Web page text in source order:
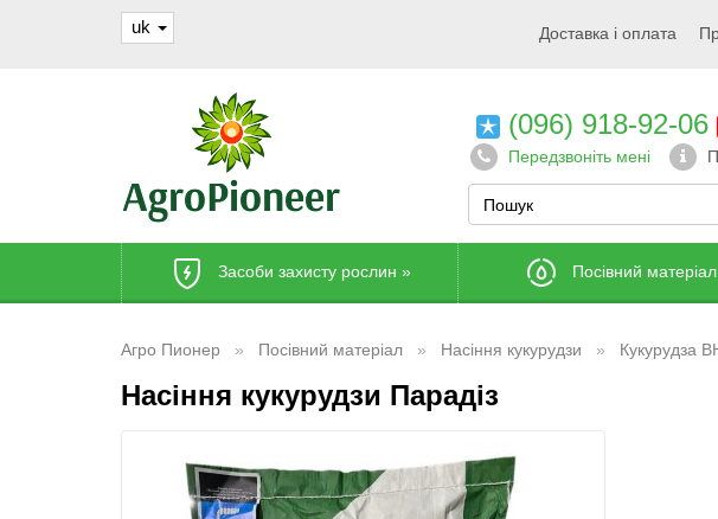
uk Доставка і оплата
(096) 918-92-06
Передзвоніть мені
Засоби захисту рослин » Посівний матеріал
Агро Пионер Посівний матеріал Насіння кукурудзи Кукурудза
Насіння кукурудзи Парадіз